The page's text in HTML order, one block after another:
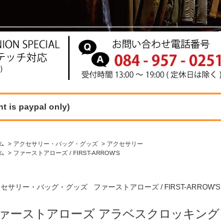
is paypal only)
> アクセサリー・バッグ・グッズ > アクセサリー
> ファーストアローズ / FIRST-ARROW'S
サリー・バッグ・グッズ ファーストアローズ / FIRST-ARROW'S
ーストアローズ アラベスクロッキング